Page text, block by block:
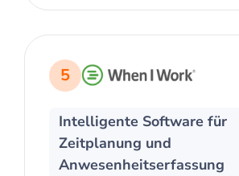
5
Intelligente Software für
Zeitplanung und
Anwesenheitserfassung